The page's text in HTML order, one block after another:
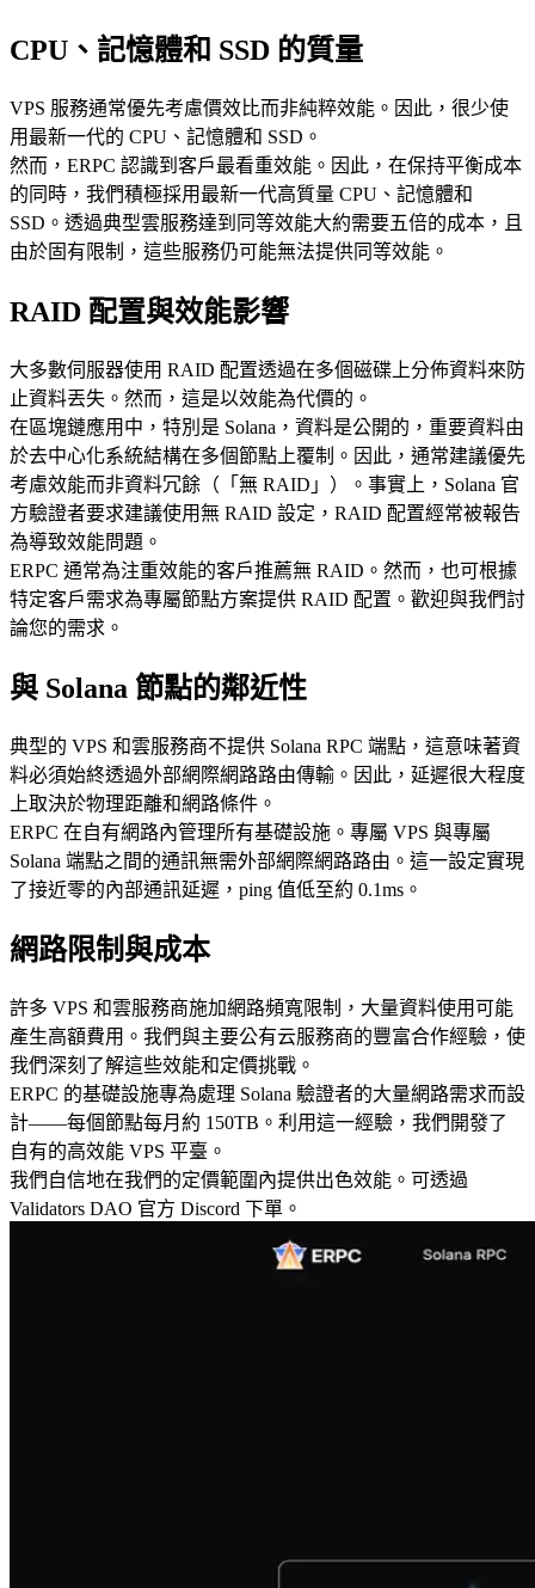
CPU、記憶體和 SSD 的質量
VPS 服務通常優先考慮價效比而非純粹效能。因此，很少使
用最新一代的 CPU、記憶體和 SSD。
然而，ERPC 認識到客戶最看重效能。因此，在保持平衡成本
的同時，我們積極採用最新一代高質量 CPU、記憶體和
SSD。透過典型雲服務達到同等效能大約需要五倍的成本，且
由於固有限制，這些服務仍可能無法提供同等效能。
RAID 配置與效能影響
大多數伺服器使用 RAID 配置透過在多個磁碟上分佈資料來防
止資料丟失。然而，這是以效能為代價的。
在區塊鏈應用中，特別是 Solana，資料是公開的，重要資料由
於去中心化系統結構在多個節點上覆制。因此，通常建議優先
考慮效能而非資料冗餘（「無 RAID」）。事實上，Solana 官
方驗證者要求建議使用無 RAID 設定，RAID 配置經常被報告
為導致效能問題。
ERPC 通常為注重效能的客戶推薦無 RAID。然而，也可根據
特定客戶需求為專屬節點方案提供 RAID 配置。歡迎與我們討
論您的需求。
與 Solana 節點的鄰近性
典型的 VPS 和雲服務商不提供 Solana RPC 端點，這意味著資
料必須始終透過外部網際網路路由傳輸。因此，延遲很大程度
上取決於物理距離和網路條件。
ERPC 在自有網路內管理所有基礎設施。專屬 VPS 與專屬
Solana 端點之間的通訊無需外部網際網路路由。這一設定實現
了接近零的內部通訊延遲，ping 值低至約 0.1ms。
網路限制與成本
許多 VPS 和雲服務商施加網路頻寬限制，大量資料使用可能
產生高額費用。我們與主要公有云服務商的豐富合作經驗，使
我們深刻了解這些效能和定價挑戰。
ERPC 的基礎設施專為處理 Solana 驗證者的大量網路需求而設
計——每個節點每月約 150TB。利用這一經驗，我們開發了
自有的高效能 VPS 平臺。
我們自信地在我們的定價範圍內提供出色效能。可透過
Validators DAO 官方 Discord 下單。